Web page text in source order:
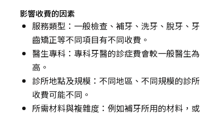
影響收費的因素
服務類型：一般檢查、補牙、洗牙、脫牙、牙
齒矯正等不同項目有不同收費。
醫生專科：專科牙醫的診症費會較一般醫生為
高。
診所地點及規模：不同地區、不同規模的診所
收費可能不同。
所需材料與複雜度：例如補牙所用的材料，或